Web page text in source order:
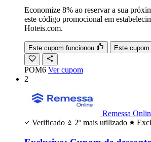
Economize 8% ao reservar a sua
este código promocional em
Hoteis.com.
Este cupom funcionou Este
POM6 Ver cupom
2
Remessa
Verificado
2º mais utilizado